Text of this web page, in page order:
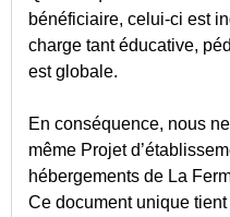
bénéficiaire, celui-ci est
charge tant éducative,
est globale.
En conséquence, nous
même Projet
hébergements de La
Ce document unique